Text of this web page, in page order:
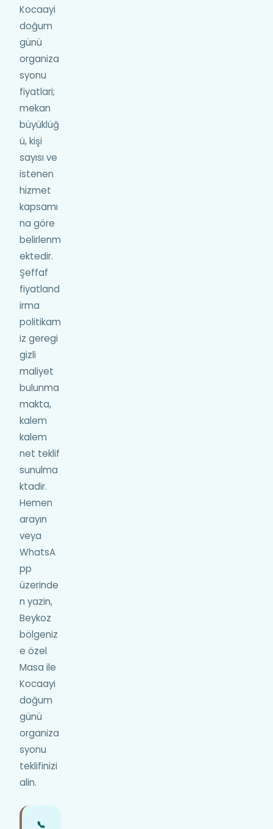
Kocaayi
doğum
günü
organiza
syonu
fiyatlari;
mekan
büyüklüğ
ü, kişi
sayısı ve
istenen
hizmet
kapsamı
na göre
belirlenm
ektedir.
Şeffaf
fiyatland
irma
politikam
iz geregi
gizli
maliyet
bulunma
makta,
kalem
kalem
net teklif
sunulma
ktadir.
Hemen
arayın
veya
WhatsA
pp
üzerinde
n yazin,
Beykoz
bölgeniz
e özel
Masa ile
Kocaayi
doğum
günü
organiza
syonu
teklifinizi
alin.
📞